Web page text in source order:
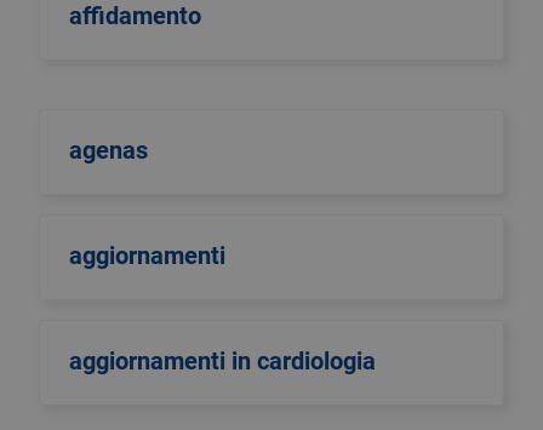
affidamento
agenas
aggiornamenti
aggiornamenti in cardiologia